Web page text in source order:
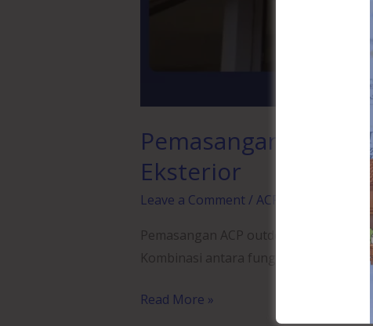
Pemasangan ACP
Eksterior
Leave a Comment/ ACP
Pemasangan ACP outdoor adalah
Kombinasi antara fungsi dan estetika
Read More »